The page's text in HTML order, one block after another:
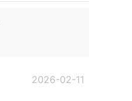
2026-02-11